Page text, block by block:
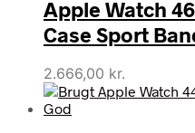
Apple Watch
Case Sport
2.666,00 kr.